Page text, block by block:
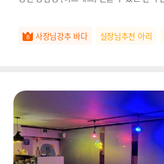
사장님강추 바다 실장님추천 아리